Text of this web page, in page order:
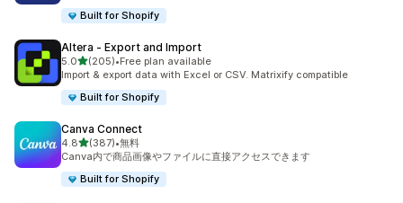
Built for Shopify
Altera ‑ Export and Import
5.05つ星中
(205)
合計レビュー数：205件
•Free plan available
Import & export data with Excel or CSV. Matrixify compatible
Built for Shopify
Canva Connect
4.85つ星中
(387)
合計レビュー数：387件
•無料
Canva内で商品画像やファイルに直接アクセスできます
Built for Shopify